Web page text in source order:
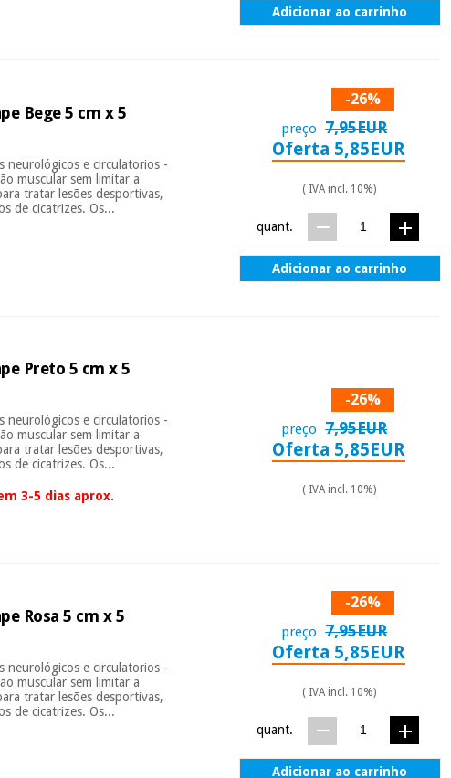
Adicionar ao carrinho
Bege 5 cm x 5
neurológicos e circulatorios -
muscular sem limitar a
tratar lesões desportivas,
de cicatrizes. Os...
-26%
preço 7,95EUR
Oferta 5,85EUR
( IVA incl. 10%)
quant.
Adicionar ao carrinho
Preto 5 cm x 5
neurológicos e circulatorios -
muscular sem limitar a
tratar lesões desportivas,
de cicatrizes. Os...
3-5 dias aprox.
-26%
preço 7,95EUR
Oferta 5,85EUR
( IVA incl. 10%)
Rosa 5 cm x 5
neurológicos e circulatorios -
muscular sem limitar a
tratar lesões desportivas,
de cicatrizes. Os...
-26%
preço 7,95EUR
Oferta 5,85EUR
( IVA incl. 10%)
quant.
Adicionar ao carrinho